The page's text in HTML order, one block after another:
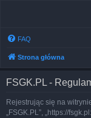
FAQ
Strona główna
FSGK.PL -
Rejestrując się na
„FSGK.PL”, „https://